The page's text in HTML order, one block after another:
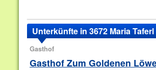
Unterkünfte in 3672 Maria Taferl
Gasthof
Gasthof Zum Goldenen